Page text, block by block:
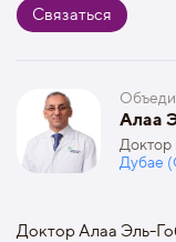
Связаться
Алаа
Доктор
Дубае
Доктор Алаа Эль-